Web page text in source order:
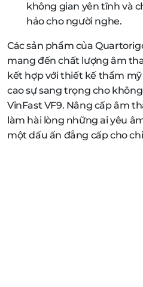
không gian yên tĩnh và
hảo cho người nghe.
Các sản phẩm của
mang đến chất lượng âm
kết hợp với thiết kế thẩm
cao sự sang trọng cho
VinFast VF9. Nâng cấp âm
làm hài lòng những ai yêu
một dấu ấn đẳng cấp cho